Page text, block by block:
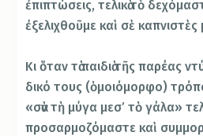
ἐπιπτώσεις, τελικὰ τὸ
ἐξελιχθοῦμε καὶ σὲ καπνιστὲς
Κι ὅταν τὰ παιδιὰ τῆς παρέας
δικό τους (ὁμοιόμορφο)
«σὰν τὴ μύγα μεσ’ τὸ γάλα»
προσαρμοζόμαστε καὶ